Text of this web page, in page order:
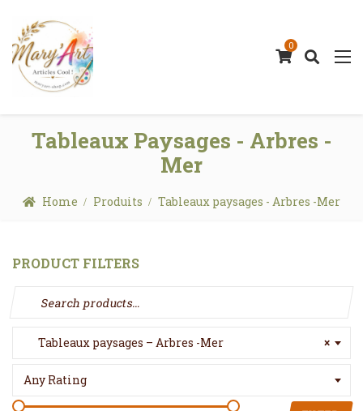
0
Tableaux Paysages - Arbres -
Mer
Home Produits Tableaux paysages - Arbres -Mer
PRODUCT FILTERS
Search for:
×
Tableaux paysages – Arbres -Mer
Any Rating